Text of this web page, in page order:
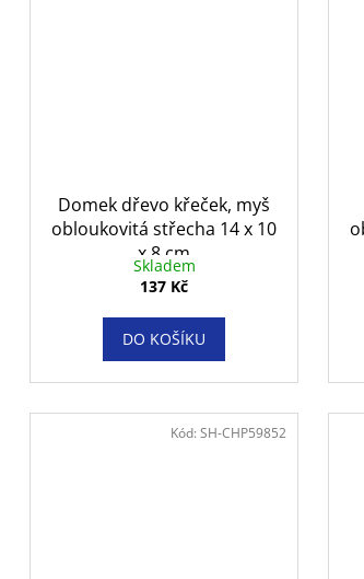
Domek dřevo křeček, myš
obloukovitá střecha 14 x 10
x 8 cm
Skladem
137 Kč
DO KOŠÍKU
Kód:SH-CHP59852